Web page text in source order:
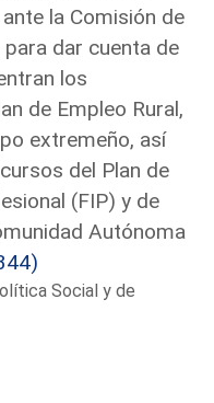
la Comisión de
dar cuenta de
los
de Empleo Rural,
extremeño, así
del Plan de
(FIP) y de
Autónoma
Social y de